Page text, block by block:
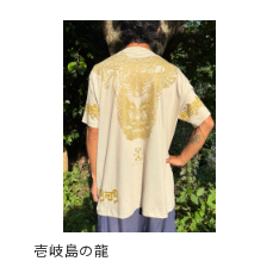
壱岐島の龍